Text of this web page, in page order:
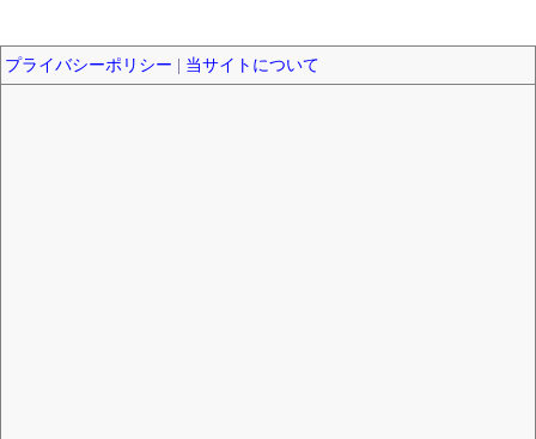
プライバシーポリシー 当サイトについて